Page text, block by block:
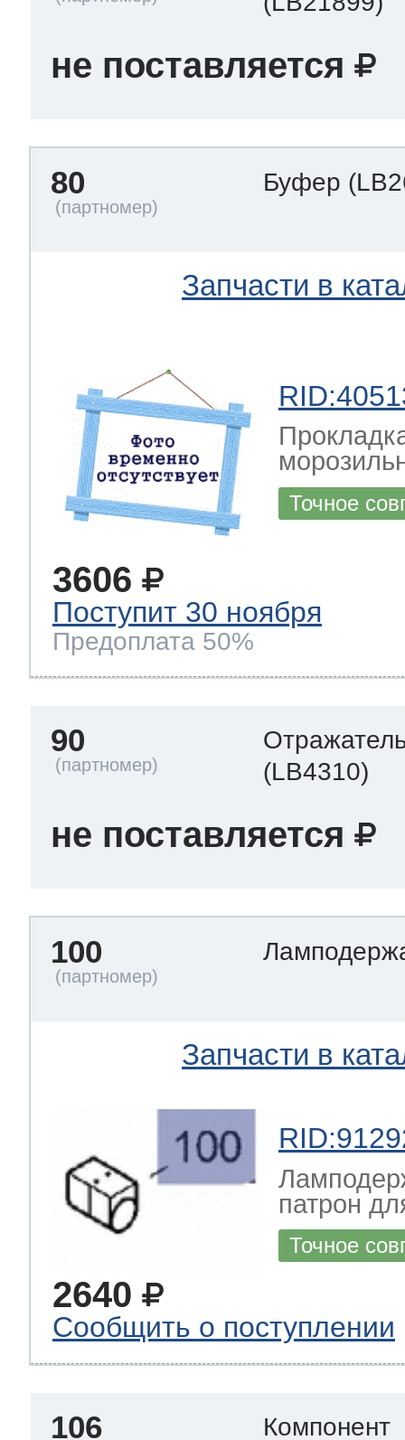
не поставляется
80 Буфер
Запчасти в
Точное
3606
Поступит 30 ноября
Предоплата 50%
90
(LB4310)
не поставляется
100
Запчасти в
патрон
Точное
2640
Сообщить о поступлении
106
Компонент